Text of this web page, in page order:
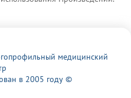
медицинский
в 2005 году ©